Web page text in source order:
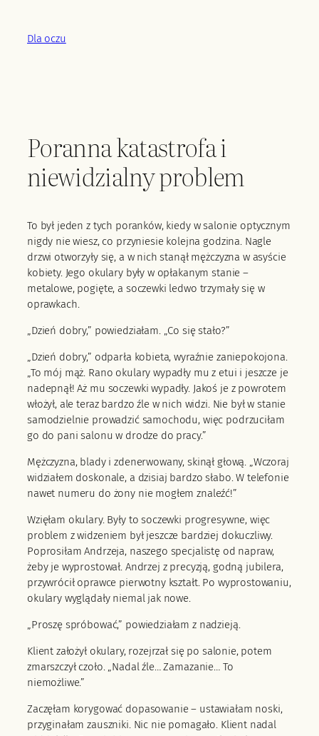
treściDla oczu
Poranna katastrofa i
niewidzialny problem
To był jeden z tych poranków, kiedy w salonie optycznym
nigdy nie wiesz, co przyniesie kolejna godzina. Nagle
drzwi otworzyły się, a w nich stanął mężczyzna w asyście
kobiety. Jego okulary były w opłakanym stanie –
metalowe, pogięte, a soczewki ledwo trzymały się w
oprawkach.
„Dzień dobry,” powiedziałam. „Co się stało?”
„Dzień dobry,” odparła kobieta, wyraźnie zaniepokojona.
„To mój mąż. Rano okulary wypadły mu z etui i jeszcze je
nadepnął! Aż mu soczewki wypadły. Jakoś je z powrotem
włożył, ale teraz bardzo źle w nich widzi. Nie był w stanie
samodzielnie prowadzić samochodu, więc podrzuciłam
go do pani salonu w drodze do pracy.”
Mężczyzna, blady i zdenerwowany, skinął głową. „Wczoraj
widziałem doskonale, a dzisiaj bardzo słabo. W telefonie
nawet numeru do żony nie mogłem znaleźć!”
Wzięłam okulary. Były to soczewki progresywne, więc
problem z widzeniem był jeszcze bardziej dokuczliwy.
Poprosiłam Andrzeja, naszego specjalistę od napraw,
żeby je wyprostował. Andrzej z precyzją, godną jubilera,
przywrócił oprawce pierwotny kształt. Po wyprostowaniu,
okulary wyglądały niemal jak nowe.
„Proszę spróbować,” powiedziałam z nadzieją.
Klient założył okulary, rozejrzał się po salonie, potem
zmarszczył czoło. „Nadal źle… Zamazanie… To
niemożliwe.”
Zaczęłam korygować dopasowanie – ustawiałam noski,
przyginałam zauszniki. Nic nie pomagało. Klient nadal